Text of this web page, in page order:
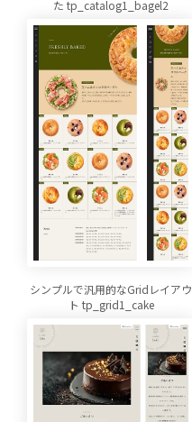
た tp_catalog1_bagel2
シンプルで汎用的なGridレイアウ
ト tp_grid1_cake